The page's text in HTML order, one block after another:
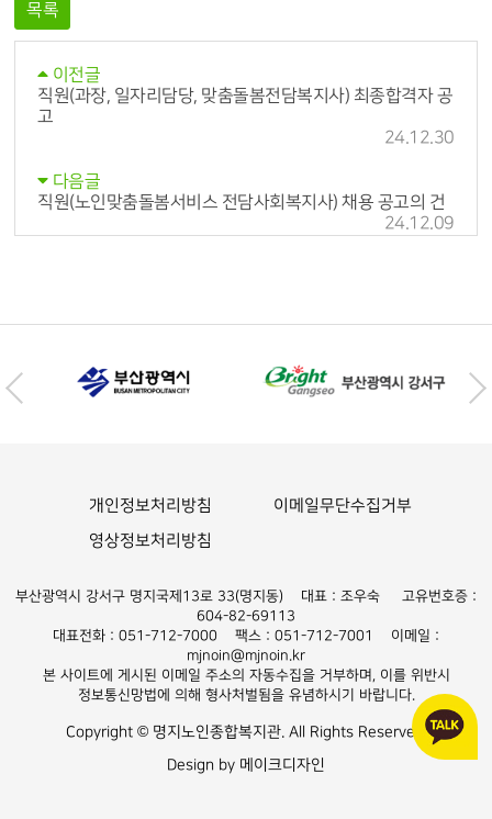
목록
이전글
직원(과장, 일자리담당, 맞춤돌봄전담복지사) 최종합격자 공
고
24.12.30
다음글
직원(노인맞춤돌봄서비스 전담사회복지사) 채용 공고의 건
24.12.09
개인정보처리방침
이메일무단수집거부
영상정보처리방침
부산광역시 강서구 명지국제13로 33(명지동) 대표 : 조우숙 고유번호증 :
604-82-69113
대표전화 : 051-712-7000 팩스 : 051-712-7001 이메일 :
mjnoin@mjnoin.kr
본 사이트에 게시된 이메일 주소의 자동수집을 거부하며, 이를 위반시
정보통신망법에 의해 형사처벌됨을 유념하시기 바랍니다.
Copyright © 명지노인종합복지관. All Rights Reserved.
Design by 메이크디자인